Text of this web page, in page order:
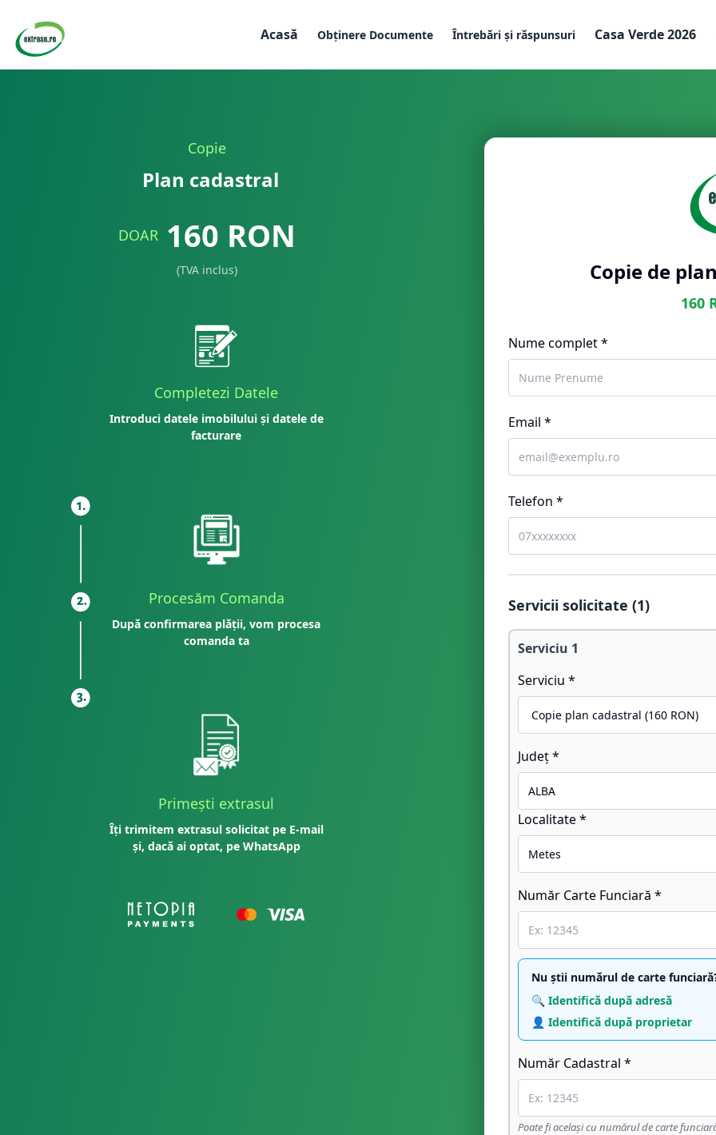
Acasă Obținere Documente Întrebări și răspunsuri Casa Verde 2026
Copie
Plan cadastral
DOAR 160 RON
(TVA inclus)
Completezi Datele
Introduci datele imobilului și datele de
facturare
Procesăm Comanda
După confirmarea plății, vom procesa
comanda ta
Primești extrasul
Îți trimitem extrasul solicitat pe E-mail
și, dacă ai optat, pe WhatsApp
Copie de
160
Nume complet *
Email *
Telefon *
Servicii solicitate (1)
Serviciu 1
Serviciu *
Județ *
Localitate *
Număr Carte Funciară *
Nu știi numărul de carte
🔍 Identifică după adresă
👤 Identifică după proprietar
Număr Cadastral *
Poate fi același cu numărul de carte